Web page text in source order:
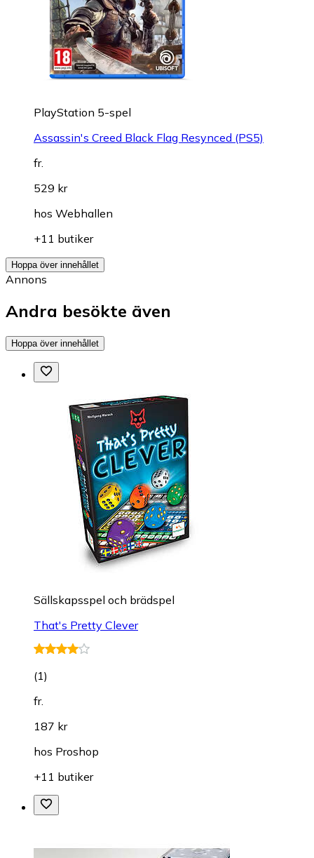
PlayStation 5-spel
Assassin's Creed Black Flag Resynced (PS5)
fr.
529 kr
hos Webhallen
+11 butiker
Hoppa över innehållet
Annons
Andra besökte även
Hoppa över innehållet
Sällskapsspel och brädspel
That's Pretty Clever
(1)
fr.
187 kr
hos Proshop
+11 butiker